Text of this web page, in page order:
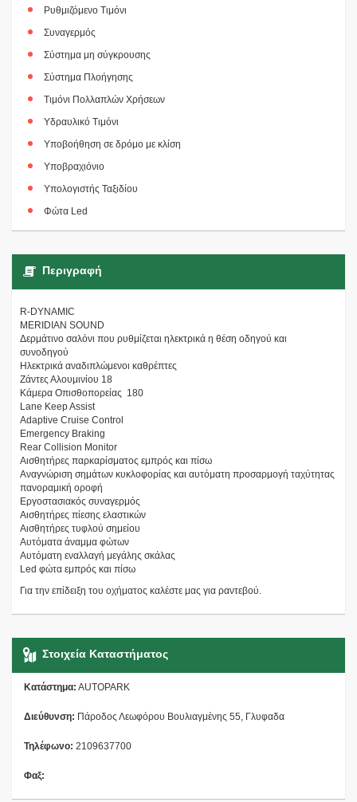
Ρυθμιζόμενο Τιμόνι
Συναγερμός
Σύστημα μη σύγκρουσης
Σύστημα Πλοήγησης
Τιμόνι Πολλαπλών Χρήσεων
Υδραυλικό Τιμόνι
Υποβοήθηση σε δρόμο με κλίση
Υποβραχιόνιο
Υπολογιστής Ταξιδίου
Φώτα Led
Περιγραφή
R-DYNAMIC
MERIDIAN SOUND
Δερμάτινο σαλόνι που ρυθμίζεται ηλεκτρικά η θέση οδηγού και
συνοδηγού
Ηλεκτρικά αναδιπλώμενοι καθρέπτες
Ζάντες Αλουμινίου 18
Κάμερα Οπισθοπορείας 180
Lane Keep Assist
Adaptive Cruise Control
Emergency Braking
Rear Collision Monitor
Αισθητήρες παρκαρίσματος εμπρός και πίσω
Αναγνώριση σημάτων κυκλοφορίας και αυτόματη προσαρμογή ταχύτητας
πανοραμική οροφή
Εργοστασιακός συναγερμός
Αισθητήρες πίεσης ελαστικών
Αισθητήρες τυφλού σημείου
Αυτόματα άναμμα φώτων
Αυτόματη εναλλαγή μεγάλης σκάλας
Led φώτα εμπρός και πίσω
Για την επίδειξη του οχήματος καλέστε μας για ραντεβού.
Στοιχεία Καταστήματος
Κατάστημα: AUTOPARK
Διεύθυνση: Πάροδος Λεωφόρου Βουλιαγμένης 55, Γλυφαδα
Τηλέφωνο: 2109637700
Φαξ: